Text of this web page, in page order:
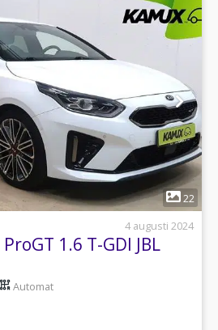
1
22
4 augusti 2024
ProGT 1.6 T-GDI JBL
Automat